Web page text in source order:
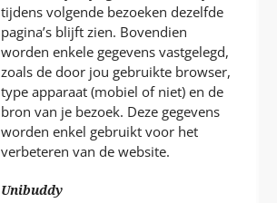
tijdens volgende bezoeken dezelfde
pagina’s blijft zien. Bovendien
worden enkele gegevens vastgelegd,
zoals de door jou gebruikte browser,
type apparaat (mobiel of niet) en de
bron van je bezoek. Deze gegevens
worden enkel gebruikt voor het
verbeteren van de website.
Unibuddy